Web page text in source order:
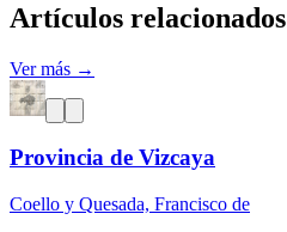
Artículos relacionados
Ver más →
Provincia de Vizcaya
Coello y Quesada, Francisco de